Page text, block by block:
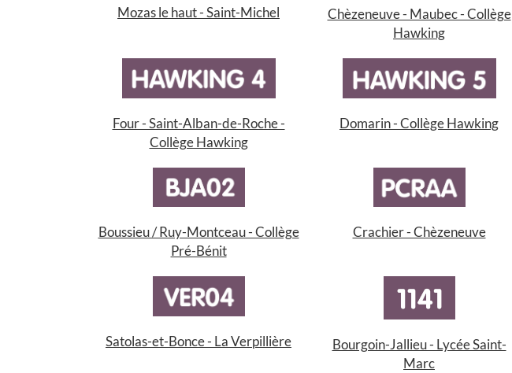
Mozas le haut - Saint-Michel
Chèzeneuve - Maubec - Collège
Hawking
Four - Saint-Alban-de-Roche -
Collège Hawking
Domarin - Collège Hawking
Boussieu / Ruy-Montceau - Collège
Pré-Bénit
Crachier - Chèzeneuve
Satolas-et-Bonce - La Verpillière
Bourgoin-Jallieu - Lycée Saint-
Marc